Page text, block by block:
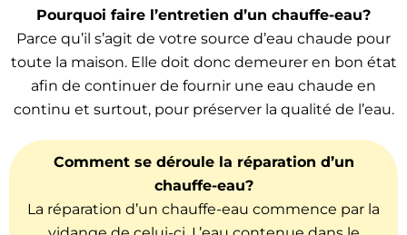
Pourquoi faire l’entretien d’un chauffe-eau?
Parce qu’il s’agit de votre source d’eau chaude pour
toute la maison. Elle doit donc demeurer en bon état
afin de continuer de fournir une eau chaude en
continu et surtout, pour préserver la qualité de l’eau.
Comment se déroule la réparation d’un
chauffe-eau?
La réparation d’un chauffe-eau commence par la